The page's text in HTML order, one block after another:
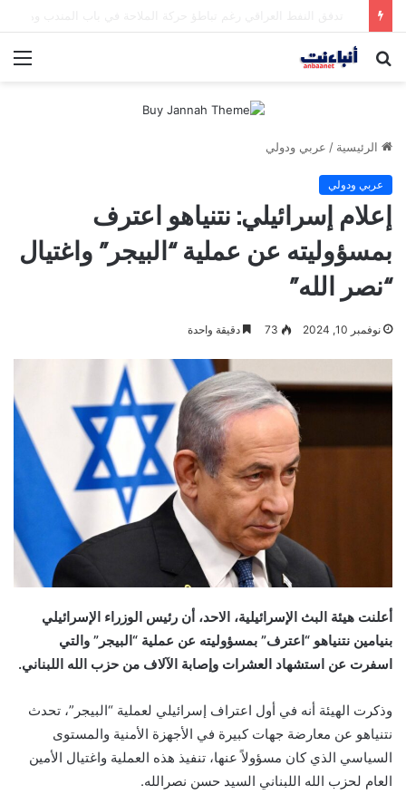
بحث
الرئيسية / عربي ودولي
عربي ودولي
إعلام إسرائيلي: نتنياهو اعترف
بمسؤوليته عن عملية “البيجر” واغتيال
“نصر الله”
نوفمبر 10, 2024 73 دقيقة واحدة
أعلنت هيئة البث الإسرائيلية، الاحد، أن رئيس الوزراء الإسرائيلي
بنيامين نتنياهو “اعترف” بمسؤوليته عن عملية “البيجر” والتي
اسفرت عن استشهاد العشرات وإصابة الآلاف من حزب الله اللبناني.
وذكرت الهيئة أنه في أول اعتراف إسرائيلي لعملية “البيجر”، تحدث
نتنياهو عن معارضة جهات كبيرة في الأجهزة الأمنية والمستوى
السياسي الذي كان مسؤولاً عنها، تنفيذ هذه العملية واغتيال الأمين
العام لحزب الله اللبناني السيد حسن نصرالله.